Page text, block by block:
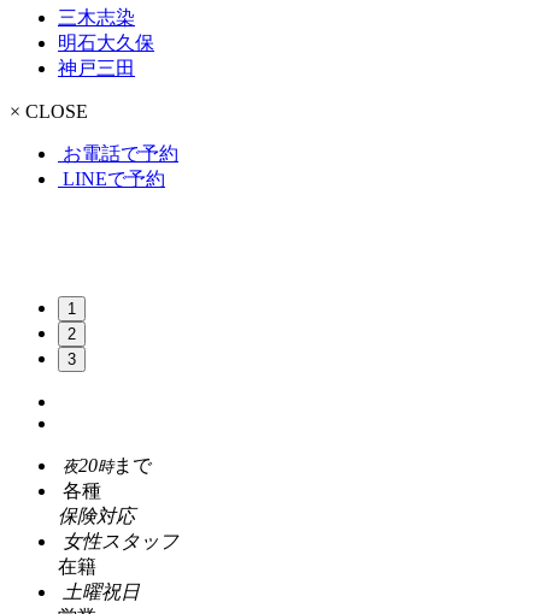
三木志染
明石大久保
神戸三田
× CLOSE
お電話で予約
LINEで予約
1
2
3
夜20時まで
各種
保険対応
女性スタッフ
在籍
土曜祝日